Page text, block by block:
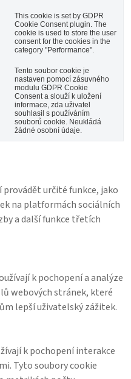
This cookie is set by GDPR
Cookie Consent plugin. The
cookie is used to store the user
consent for the cookies in the
category "Performance".
Tento soubor cookie je
nastaven pomocí zásuvného
modulu GDPR Cookie
Consent a slouží k uložení
informace, zda uživatel
souhlasil s používáním
souborů cookie. Neukládá
žádné osobní údaje.
určité funkce, jako
na platformách sociálních
a další funkce třetích
k pochopení a analýze
webových stránek, které
lepší uživatelský zážitek.
k pochopení interakce
Tyto soubory cookie